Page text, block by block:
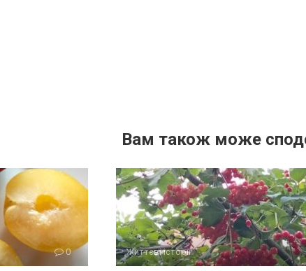
Вам також може
0 Життєві історії